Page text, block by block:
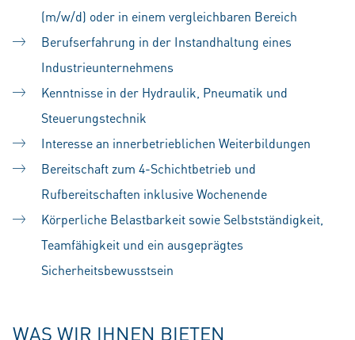
(m/w/d) oder in einem vergleichbaren Bereich
Berufserfahrung in der Instandhaltung eines
Industrieunternehmens
Kenntnisse in der Hydraulik, Pneumatik und
Steuerungstechnik
Interesse an innerbetrieblichen Weiterbildungen
Bereitschaft zum 4-Schichtbetrieb und
Rufbereitschaften inklusive Wochenende
Körperliche Belastbarkeit sowie Selbstständigkeit,
Teamfähigkeit und ein ausgeprägtes
Sicherheitsbewusstsein
WAS WIR IHNEN BIETEN